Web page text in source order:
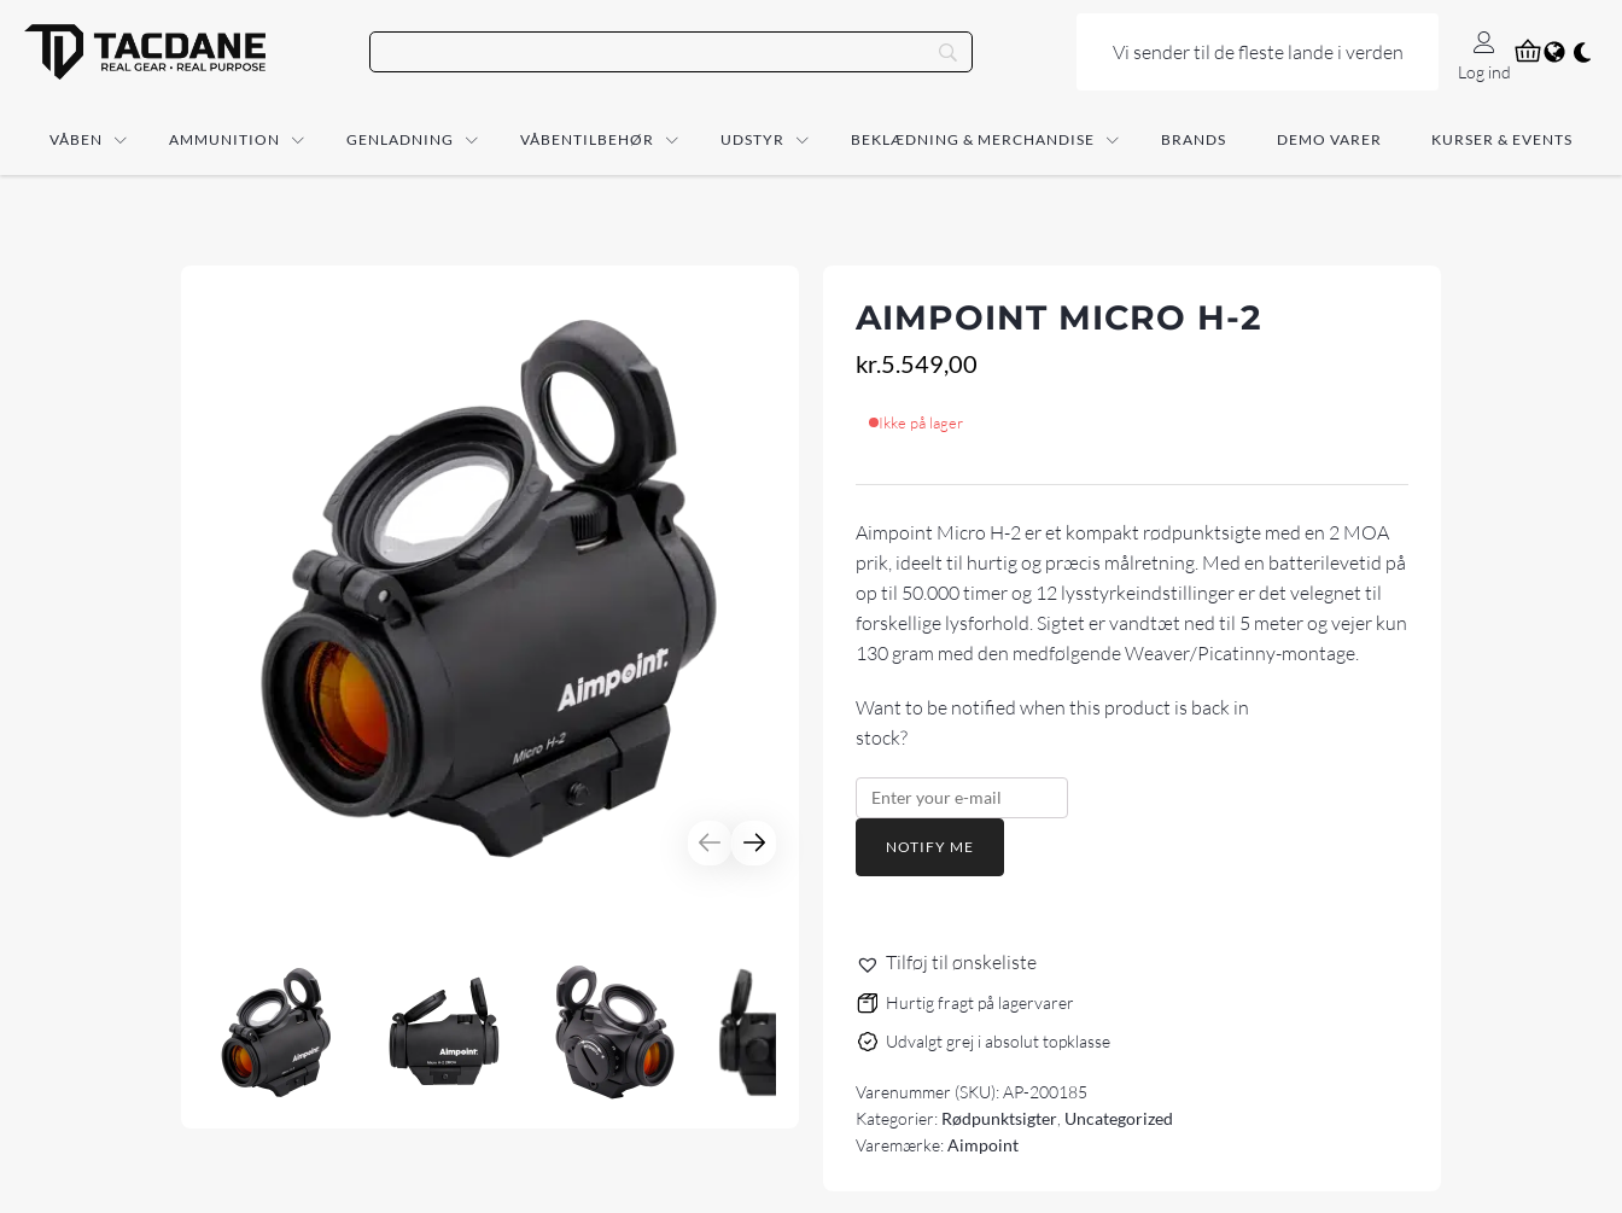
Vi sender til de fleste lande i verden
Log ind
VÅBEN AMMUNITION GENLADNING VÅBENTILBEHØR UDSTYR BEKLÆDNING & MERCHANDISE BRANDS DEMO VARER KURSER & EVENTS
AIMPOINT MICRO H-2
kr.5.549,00
Ikke på lager
Aimpoint Micro H-2 er et kompakt rødpunktsigte med en 2 MOA
prik, ideelt til hurtig og præcis målretning. Med en batterilevetid på
op til 50.000 timer og 12 lysstyrkeindstillinger er det velegnet til
forskellige lysforhold. Sigtet er vandtæt ned til 5 meter og vejer kun
130 gram med den medfølgende Weaver/Picatinny-montage.
Want to be notified when this product is back in
stock?
NOTIFY ME
Tilføj til ønskeliste
Hurtig fragt på lagervarer
Udvalgt grej i absolut topklasse
Varenummer (SKU):AP-200185
Kategorier: Rødpunktsigter Uncategorized
Varemærke:Aimpoint